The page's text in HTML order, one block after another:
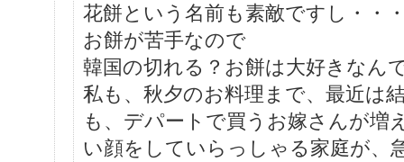
花餅という名前も素敵ですし・・
お餅が苦手なので
韓国の切れる？お餅は大好きなん
私も、秋夕のお料理まで、最近は
も、デパートで買うお嫁さんが増
い顔をしていらっしゃる家庭が、